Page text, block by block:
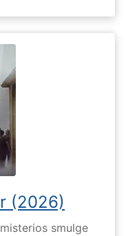
(2026)
smulge